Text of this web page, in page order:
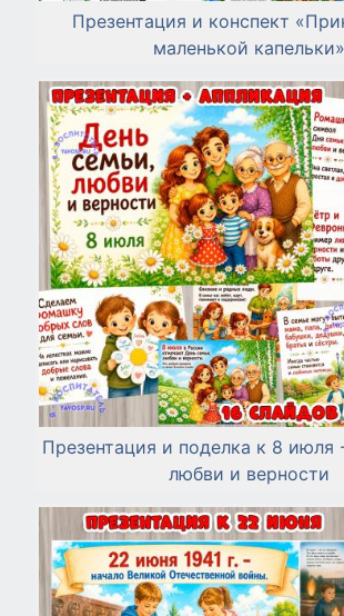
Презентация и конспект
маленькой капельки»
Презентация и поделка к 8
любви и верности